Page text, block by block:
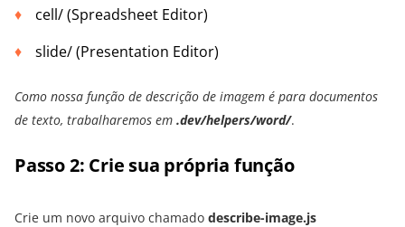
cell/ (Spreadsheet Editor)
slide/ (Presentation Editor)
Como nossa função de descrição de imagem é para documentos
de texto, trabalharemos em .dev/helpers/word/.
Passo 2: Crie sua própria função
Crie um novo arquivo chamado describe-image.js